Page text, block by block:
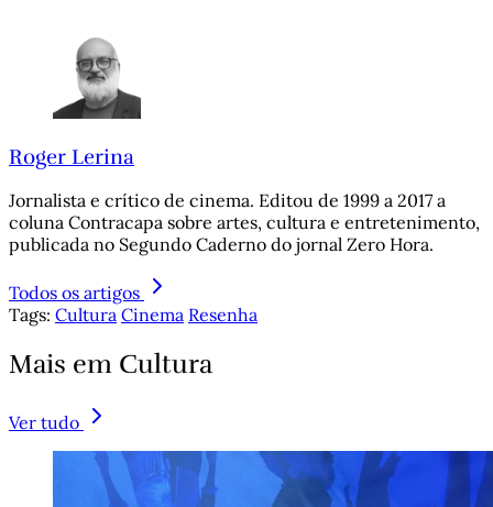
Roger Lerina
Jornalista e crítico de cinema. Editou de 1999 a 2017 a
coluna Contracapa sobre artes, cultura e entretenimento,
publicada no Segundo Caderno do jornal Zero Hora.
Todos os artigos
Tags: Cultura Cinema Resenha
Mais em Cultura
Ver tudo